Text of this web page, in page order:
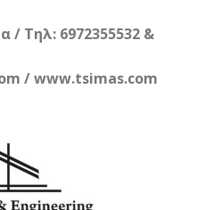
/ Τηλ: 6972355532 &
/ www.tsimas.com